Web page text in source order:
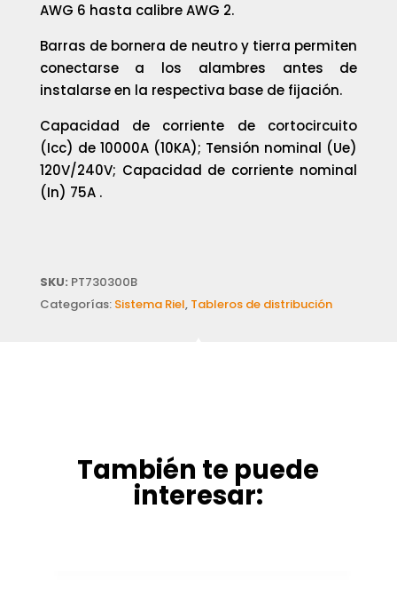
AWG 6 hasta calibre AWG 2.
Barras de bornera de neutro y tierra permiten
conectarse a los alambres antes de
instalarse en la respectiva base de fijación.
Capacidad de corriente de cortocircuito
(Icc) de 10000A (10KA); Tensión nominal (Ue)
120V/240V; Capacidad de corriente nominal
(In) 75A .
SKU: PT730300B
Categorías: Sistema Riel, Tableros de distribución
También te puede
interesar: